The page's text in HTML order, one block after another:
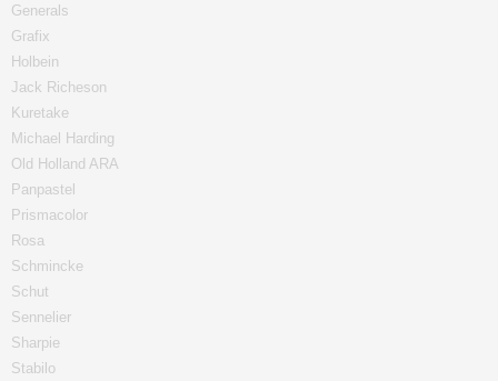
Generals
Grafix
Holbein
Jack Richeson
Kuretake
Michael Harding
Old Holland ARA
Panpastel
Prismacolor
Rosa
Schmincke
Schut
Sennelier
Sharpie
Stabilo